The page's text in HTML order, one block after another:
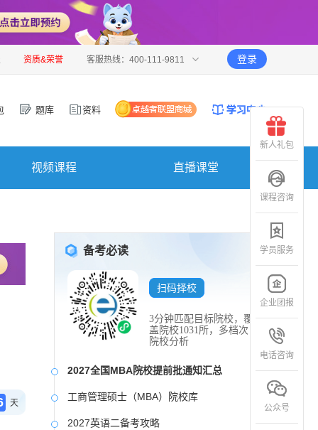
资质&荣誉 客服热线：400-111-9811 登录
题库 资料
视频课程 直播课堂
天
备考必读
扫码择校
3分钟匹配目标院校，覆
盖院校1031所，多档次
院校分析
2027全国MBA院校提前批通知汇总
工商管理硕士（MBA）院校库
2027英语二备考攻略
新人礼包
课程咨询
学员服务
企业团报
电话咨询
公众号